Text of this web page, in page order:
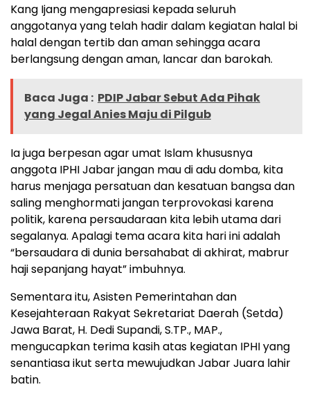
Kang Ijang mengapresiasi kepada seluruh
anggotanya yang telah hadir dalam kegiatan halal bi
halal dengan tertib dan aman sehingga acara
berlangsung dengan aman, lancar dan barokah.
Baca Juga : PDIP Jabar Sebut Ada Pihak
yang Jegal Anies Maju di Pilgub
Ia juga berpesan agar umat Islam khususnya
anggota IPHI Jabar jangan mau di adu domba, kita
harus menjaga persatuan dan kesatuan bangsa dan
saling menghormati jangan terprovokasi karena
politik, karena persaudaraan kita lebih utama dari
segalanya. Apalagi tema acara kita hari ini adalah
“bersaudara di dunia bersahabat di akhirat, mabrur
haji sepanjang hayat” imbuhnya.
Sementara itu, Asisten Pemerintahan dan
Kesejahteraan Rakyat Sekretariat Daerah (Setda)
Jawa Barat, H. Dedi Supandi, S.TP., MAP.,
mengucapkan terima kasih atas kegiatan IPHI yang
senantiasa ikut serta mewujudkan Jabar Juara lahir
batin.